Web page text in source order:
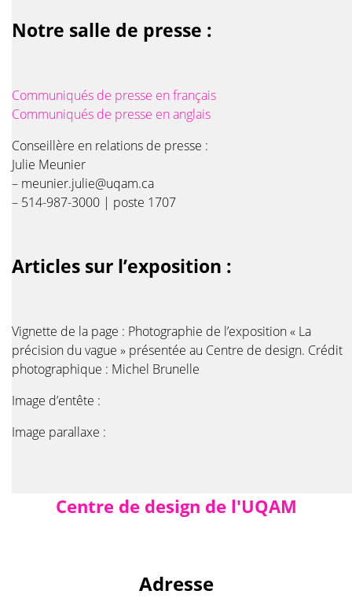
Notre salle de presse :
Communiqués de presse en français
Communiqués de presse en anglais
Conseillère en relations de presse :
Julie Meunier
– meunier.julie@uqam.ca
– 514-987-3000 | poste 1707
Articles sur l’exposition :
Vignette de la page : Photographie de l’exposition « La
précision du vague » présentée au Centre de design. Crédit
photographique : Michel Brunelle
Image d’entête :
Image parallaxe :
Centre de design de l'UQAM
Adresse